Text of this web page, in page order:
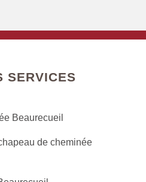
SERVICES
Beaurecueil
de cheminée